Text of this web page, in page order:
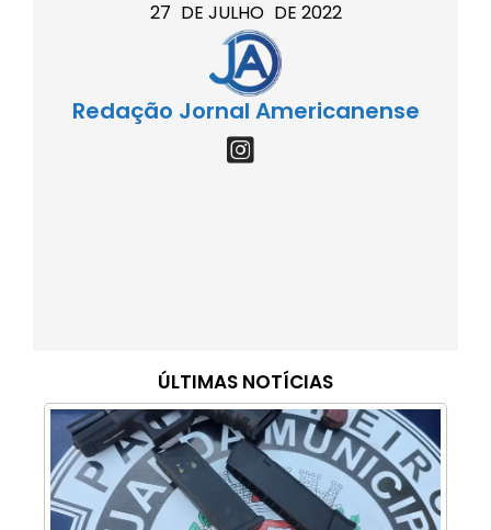
27 DE JULHO DE 2022
Redação Jornal Americanense
ÚLTIMAS NOTÍCIAS